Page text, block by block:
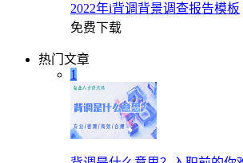
2022年i背调背景调查报告模板
免费下载
热门文章
1